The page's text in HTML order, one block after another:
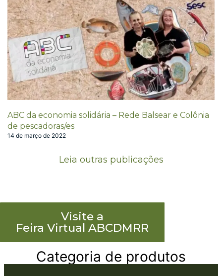
ABC da economia solidária – Rede Balsear e Colônia
de pescadoras/es
14 de março de 2022
Leia outras publicações
Visite a
Feira Virtual ABCDMRR
Categoria de produtos